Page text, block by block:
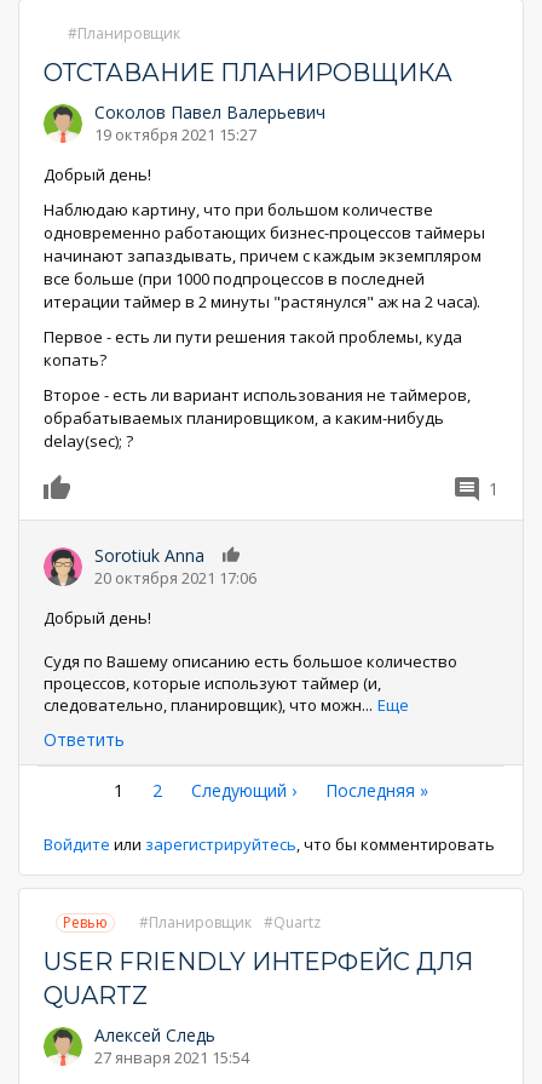
Планировщик
ОТСТАВАНИЕ ПЛАНИРОВЩИКА
Соколов Павел Валерьевич
19 октября 2021 15:27
Добрый день!
Наблюдаю картину, что при большом количестве
одновременно работающих бизнес-процессов таймеры
начинают запаздывать, причем с каждым экземпляром
все больше (при 1000 подпроцессов в последней
итерации таймер в 2 минуты "растянулся" аж на 2 часа).
Первое - есть ли пути решения такой проблемы, куда
копать?
Второе - есть ли вариант использования не таймеров,
обрабатываемых планировщиком, а каким-нибудь
delay(sec); ?
1
Sorotiuk Anna
20 октября 2021 17:06
Добрый день!
Судя по Вашему описанию есть большое количество
процессов, которые используют таймер (и,
следовательно, планировщик), что можн... Еще
Ответить
Нумерация
страниц
Текущая
1 Страница
2
Следующая
Следующий ›
Последняя
Последняя »
Войдите или зарегистрируйтесь, что бы комментировать
Ревью Планировщик Quartz
USER FRIENDLY ИНТЕРФЕЙС ДЛЯ
QUARTZ
Алексей Следь
27 января 2021 15:54